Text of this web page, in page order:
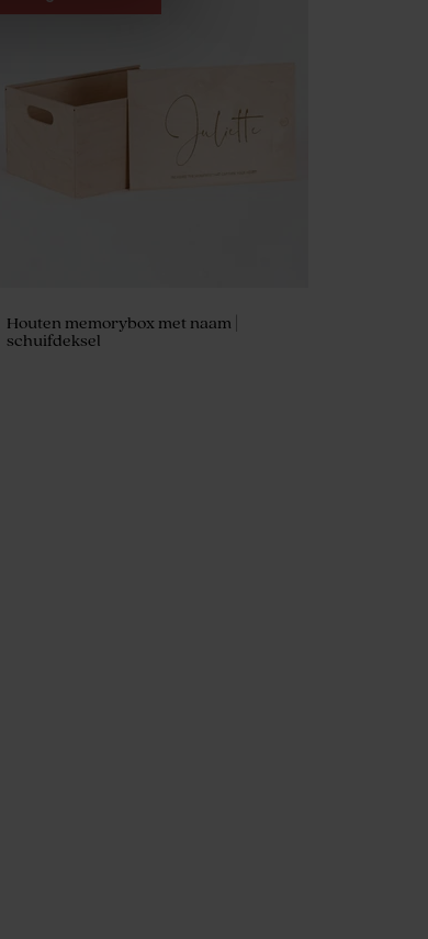
Origineel naamlabel in de vorm van
een beertje
Houten memorybox met naam |
schuifdeksel